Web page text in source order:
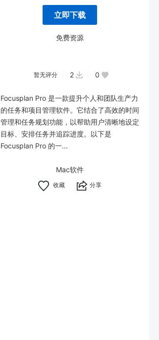
立即下载
免费资源
暂无评分 2 0
Focusplan Pro 是一款提升个人和团队生产力
的任务和项目管理软件。它结合了高效的时间
管理和任务规划功能，以帮助用户清晰地设定
目标、安排任务并追踪进度。以下是
Focusplan Pro 的一...
Mac软件
分享